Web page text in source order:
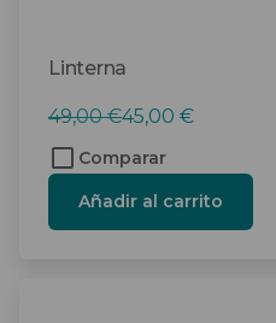
Linterna
49,00€
El
precio
original
era:
49,00 €.
45,00 €
El
precio
actual
45,00 €.
Comparar
Añadir al carrito